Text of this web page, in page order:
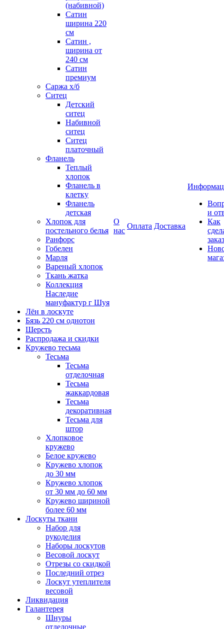
(набивной)
Сатин
ширина 220
см
Сатин ,
ширина от
240 см
Сатин
премиум
Саржа х/б
Ситец
Детский
ситец
Набивной
ситец
Ситец
платочный
Фланель
Теплый
хлопок
Фланель в
клетку
Фланель
детская
Хлопок для
постельного белья
Ранфорс
Гобелен
Марля
Вареный хлопок
Ткань жатка
Коллекция
Наследие
мануфактур г Шуя
Лён в лоскуте
Бязь 220 см однотон
Шерсть
Распродажа и скидки
Кружево тесьма
Тесьма
Тесьма
отделочная
Тесьма
жаккардовая
Тесьма
декоративная
Тесьма для
штор
Хлопковое
кружево
Белое кружево
Кружево хлопок
до 30 мм
Кружево хлопок
от 30 мм до 60 мм
Кружево шириной
более 60 мм
Лоскуты ткани
Набор для
рукоделия
Наборы лоскутов
Весовой лоскут
Отрезы со скидкой
Последний отрез
Лоскут утеплителя
весовой
Ликвидация
Галантерея
Шнуры
отделочные
О
нас
Оплата Доставка
и
Как
заказ